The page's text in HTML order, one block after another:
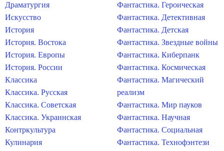
Драматургия
Искусство
История
История. Востока
История. Европы
История. России
Классика
Классика. Русская
Классика. Советская
Классика. Украинская
Контркультура
Кулинария
Фантастика. Героическая
Фантастика. Детективная
Фантастика. Детская
Фантастика. Звездные войны
Фантастика. Киберпанк
Фантастика. Космическая
Фантастика. Магический
реализм
Фантастика. Мир пауков
Фантастика. Научная
Фантастика. Социальная
Фантастика. Технофэнтези